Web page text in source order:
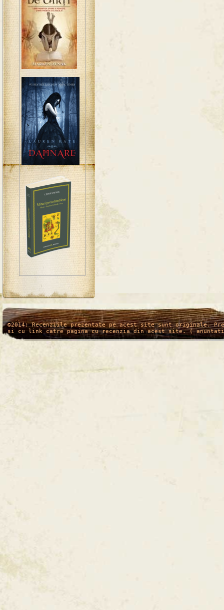
/* */
©2014: Recenziile prezentate pe acest site sunt originale.
si cu link catre pagina cu recenzia din acest site. (